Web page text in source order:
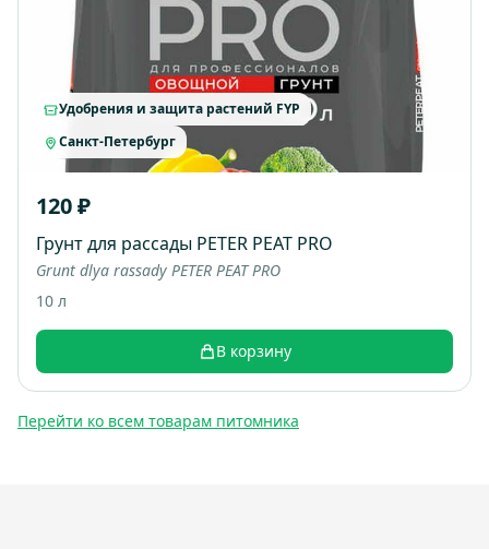
Удобрения и защита растений FYP
Санкт-Петербург
120 ₽
Грунт для рассады PETER PEAT PRO
Grunt dlya rassady PETER PEAT PRO
10 л
В корзину
Перейти ко всем товарам питомника